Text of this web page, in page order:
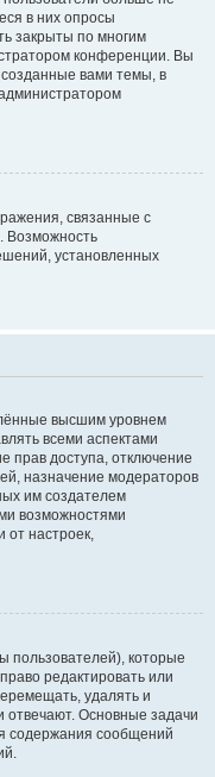
в них опросы
закрыты по многим
конференции. Вы
вами темы, в
связанные с
Возможность
установленных
высшим уровнем
всеми аспектами
прав доступа, отключение
назначение модераторов
им создателем
возможностями
от настроек,
пользователей), которые
редактировать или
удалять и
Основные задачи
содержания сообщений